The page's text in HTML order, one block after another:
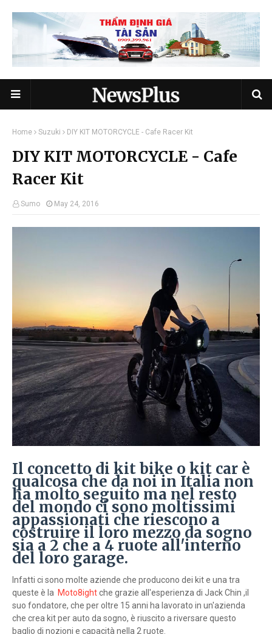
Home Suzuki DIY KIT MOTORCYCLE - Cafe Racer Kit
DIY KIT MOTORCYCLE - Cafe
Racer Kit
Sumo May 24, 2016
Il concetto di kit bike o kit car è
qualcosa che da noi in Italia non
ha molto seguito ma nel resto
del mondo ci sono moltissimi
appassionati che riescono a
costruire il loro mezzo da sogno
sia a 2 che a 4 ruote all'interno
del loro garage.
Infatti ci sono molte aziende che producono dei kit e una tra
queste è la Moto8ightche grazie all'esperienza di Jack Chin ,il
suo fondatore, che per oltre 15 anni ha lavorato in un'azienda
che crea kit per auto da sogno, è riuscito a riversare questo
baglio di nozioni e capacità nella 2 ruote.